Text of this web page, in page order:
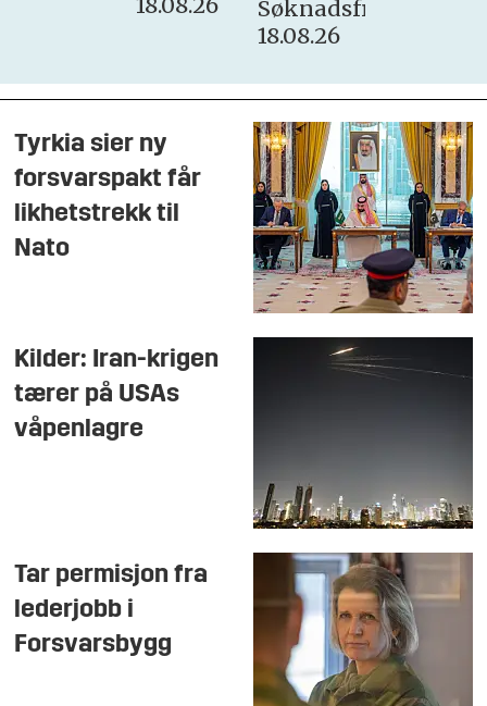
Søknadsfrist:
18.08.26
Tyrkia sier ny
forsvarspakt får
likhetstrekk til
Nato
Kilder: Iran-krigen
tærer på USAs
våpenlagre
Tar permisjon fra
lederjobb i
Forsvarsbygg